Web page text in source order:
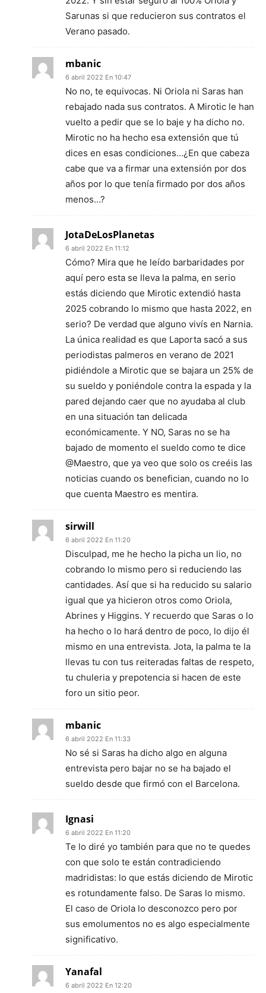
Sarunas si que reducieron sus contratos el
Verano pasado.
mbanic
6 abril 2022 En 10:47
No no, te equivocas. Ni Oriola ni Saras han
rebajado nada sus contratos. A Mirotic le han
vuelto a pedir que se lo baje y ha dicho no.
Mirotic no ha hecho esa extensión que tú
dices en esas condiciones…¿En que cabeza
cabe que va a firmar una extensión por dos
años por lo que tenía firmado por dos años
menos…?
JotaDeLosPlanetas
6 abril 2022 En 11:12
Cómo? Mira que he leído barbaridades por
aquí pero esta se lleva la palma, en serio
estás diciendo que Mirotic extendió hasta
2025 cobrando lo mismo que hasta 2022, en
serio? De verdad que alguno vivís en Narnia.
La única realidad es que Laporta sacó a sus
periodistas palmeros en verano de 2021
pidiéndole a Mirotic que se bajara un 25% de
su sueldo y poniéndole contra la espada y la
pared dejando caer que no ayudaba al club
en una situación tan delicada
económicamente. Y NO, Saras no se ha
bajado de momento el sueldo como te dice
@Maestro, que ya veo que solo os creéis las
noticias cuando os benefician, cuando no lo
que cuenta Maestro es mentira.
sirwill
6 abril 2022 En 11:20
Disculpad, me he hecho la picha un lio, no
cobrando lo mismo pero si reduciendo las
cantidades. Así que si ha reducido su salario
igual que ya hicieron otros como Oriola,
Abrines y Higgins. Y recuerdo que Saras o lo
ha hecho o lo hará dentro de poco, lo dijo él
mismo en una entrevista. Jota, la palma te la
llevas tu con tus reiteradas faltas de respeto,
tu chuleria y prepotencia si hacen de este
foro un sitio peor.
mbanic
6 abril 2022 En 11:33
No sé si Saras ha dicho algo en alguna
entrevista pero bajar no se ha bajado el
sueldo desde que firmó con el Barcelona.
Ignasi
6 abril 2022 En 11:20
Te lo diré yo también para que no te quedes
con que solo te están contradiciendo
madridistas: lo que estás diciendo de Mirotic
es rotundamente falso. De Saras lo mismo.
El caso de Oriola lo desconozco pero por
sus emolumentos no es algo especialmente
significativo.
Yanafal
6 abril 2022 En 12:20